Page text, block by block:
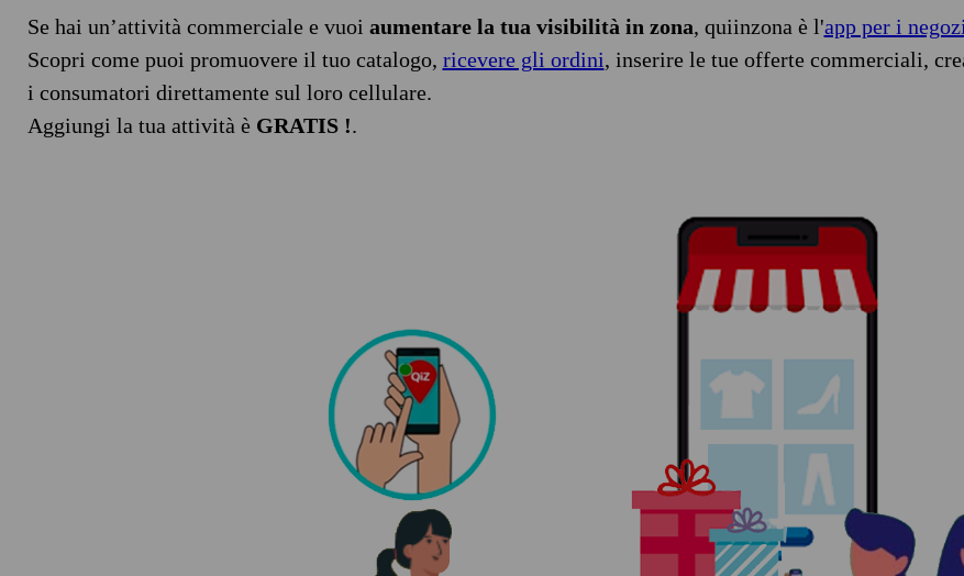
Se hai un’attività commerciale e vuoi aumentare la tua visibilità in zona, quiinzona è l'app per i
Scopri come puoi promuovere il tuo catalogo, ricevere gli ordini, inserire le tue offerte commerciali,
i consumatori direttamente sul loro cellulare.
Aggiungi la tua attività è GRATIS !.